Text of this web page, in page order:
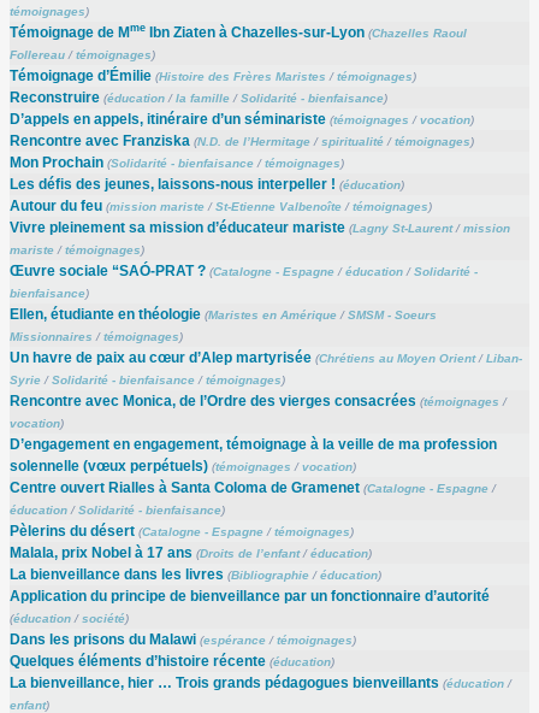
témoignages)
Témoignage de MmeIbn Ziaten à Chazelles-sur-Lyon (Chazelles Raoul
Follereau/témoignages)
Témoignage d’Émilie (Histoire des Frères Maristes /témoignages)
Reconstruire (éducation/la famille/Solidarité - bienfaisance)
D’appels en appels, itinéraire d’un séminariste (témoignages /vocation)
Rencontre avec Franziska (N.D. de l’Hermitage/ spiritualité/témoignages)
Mon Prochain (Solidarité - bienfaisance/témoignages)
Les défis des jeunes, laissons-nous interpeller ! (éducation)
Autour du feu (mission mariste/St-Etienne Valbenoîte/témoignages)
Vivre pleinement sa mission d’éducateur mariste (Lagny St-Laurent/mission
mariste/témoignages)
Œuvre sociale “SAÓ-PRAT ? (Catalogne - Espagne/éducation/Solidarité -
bienfaisance)
Ellen, étudiante en théologie (Maristes en Amérique/SMSM - Soeurs
Missionnaires /témoignages)
Un havre de paix au cœur d’Alep martyrisée (Chrétiens au Moyen Orient/Liban-
Syrie/Solidarité - bienfaisance/témoignages)
Rencontre avec Monica, de l’Ordre des vierges consacrées (témoignages /
vocation)
D’engagement en engagement, témoignage à la veille de ma profession
solennelle (vœux perpétuels) (témoignages /vocation)
Centre ouvert Rialles à Santa Coloma de Gramenet (Catalogne - Espagne/
éducation/Solidarité - bienfaisance)
Pèlerins du désert (Catalogne - Espagne/témoignages)
Malala, prix Nobel à 17 ans (Droits de l’enfant/éducation)
La bienveillance dans les livres (Bibliographie/éducation)
Application du principe de bienveillance par un fonctionnaire d’autorité
(éducation/ société)
Dans les prisons du Malawi (espérance/témoignages)
Quelques éléments d’histoire récente (éducation)
La bienveillance, hier … Trois grands pédagogues bienveillants (éducation/
enfant)